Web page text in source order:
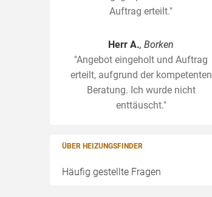
Auftrag erteilt."
Herr A., Borken
"Angebot eingeholt und Auftrag
erteilt, aufgrund der kompetenten
Beratung. Ich wurde nicht
enttäuscht."
ÜBER HEIZUNGSFINDER
Häufig gestellte Fragen